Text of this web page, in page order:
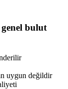
bulut
uygun değildir